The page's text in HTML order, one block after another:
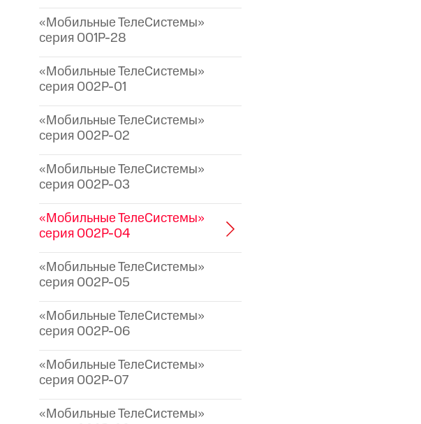
«Мобильные ТелеСистемы»
серия 001P-28
«Мобильные ТелеСистемы»
серия 002P-01
«Мобильные ТелеСистемы»
серия 002P-02
«Мобильные ТелеСистемы»
серия 002P-03
«Мобильные ТелеСистемы»
серия 002P-04
«Мобильные ТелеСистемы»
серия 002P-05
«Мобильные ТелеСистемы»
серия 002P-06
«Мобильные ТелеСистемы»
серия 002P-07
«Мобильные ТелеСистемы»